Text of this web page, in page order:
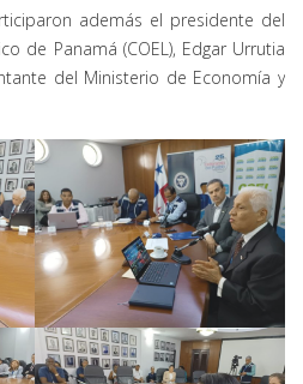
además el presidente del
de Panamá (COEL), Edgar Urrutia
del Ministerio de Economía y